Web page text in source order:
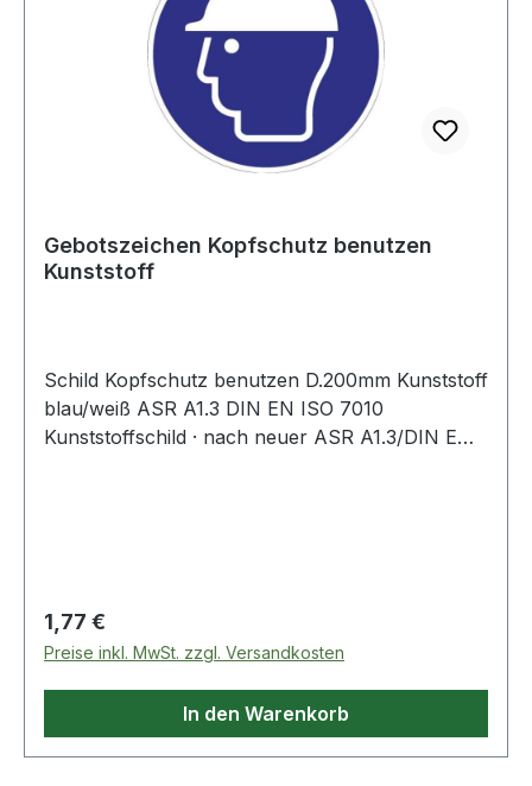
Gebotszeichen Kopfschutz benutzen
Kunststoff
Schild Kopfschutz benutzen D.200mm Kunststoff
blau/weiß ASR A1.3 DIN EN ISO 7010
Kunststoffschild · nach neuer ASR A1.3/DIN EN
Regulärer Preis:
1,77 €
Preise inkl. MwSt. zzgl. Versandkosten
In den Warenkorb